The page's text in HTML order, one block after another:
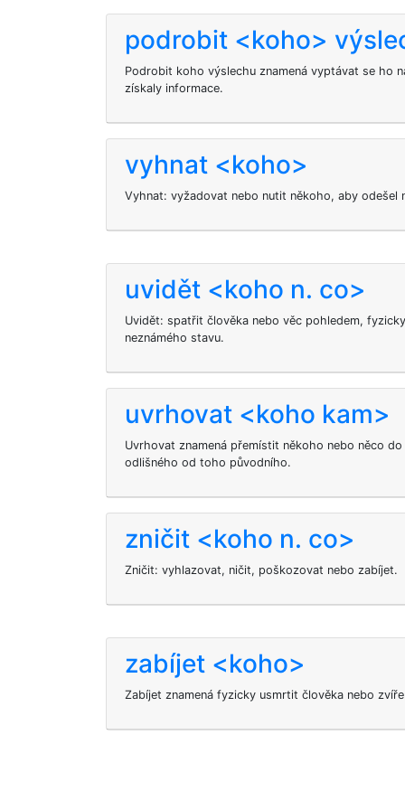
podrobit <koho>
Podrobit koho výslechu znamená vyptávat se ho
získaly informace.
vyhnat <koho>
Vyhnat: vyžadovat nebo nutit někoho, aby odešel
uvidět <koho n. co>
Uvidět: spatřit člověka nebo věc pohledem,
neznámého stavu.
uvrhovat <koho kam>
Uvrhovat znamená přemístit někoho nebo něco
odlišného od toho původního.
zničit <koho n. co>
Zničit: vyhlazovat, ničit, poškozovat nebo zabíjet.
zabíjet <koho>
Zabíjet znamená fyzicky usmrtit člověka nebo